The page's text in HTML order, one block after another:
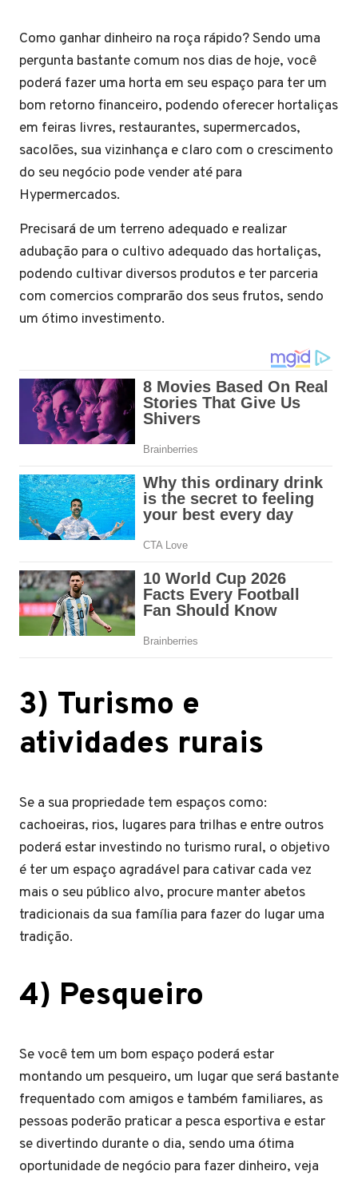
Como ganhar dinheiro na roça rápido? Sendo uma
pergunta bastante comum nos dias de hoje, você
poderá fazer uma horta em seu espaço para ter um
bom retorno financeiro, podendo oferecer hortaliças
em feiras livres, restaurantes, supermercados,
sacolões, sua vizinhança e claro com o crescimento
do seu negócio pode vender até para
Hypermercados.
Precisará de um terreno adequado e realizar
adubação para o cultivo adequado das hortaliças,
podendo cultivar diversos produtos e ter parceria
com comercios comprarão dos seus frutos, sendo
um ótimo investimento.
3) Turismo e
atividades rurais
Se a sua propriedade tem espaços como:
cachoeiras, rios, lugares para trilhas e entre outros
poderá estar investindo no turismo rural, o objetivo
é ter um espaço agradável para cativar cada vez
mais o seu público alvo, procure manter abetos
tradicionais da sua família para fazer do lugar uma
tradição.
4) Pesqueiro
Se você tem um bom espaço poderá estar
montando um pesqueiro, um lugar que será bastante
frequentado com amigos e também familiares, as
pessoas poderão praticar a pesca esportiva e estar
se divertindo durante o dia, sendo uma ótima
oportunidade de negócio para fazer dinheiro, veja